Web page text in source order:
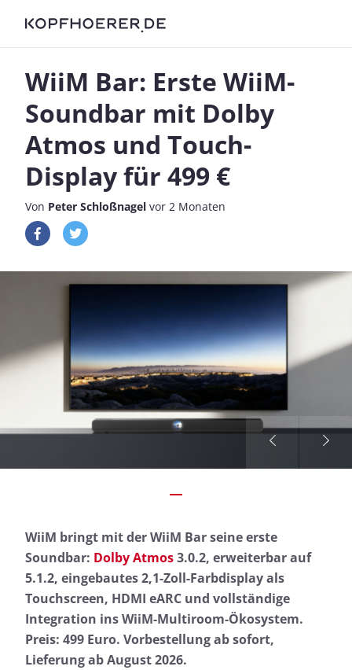
WiiM Bar: Erste WiiM-
Soundbar mit Dolby
Atmos und Touch-
Display für 499 €
Von Peter Schloßnagel vor 2 Monaten
WiiM bringt mit der WiiM Bar seine erste
Soundbar: Dolby Atmos3.0.2, erweiterbar auf
5.1.2, eingebautes 2,1-Zoll-Farbdisplay als
Touchscreen, HDMI eARC und vollständige
Integration ins WiiM-Multiroom-Ökosystem.
Preis: 499 Euro. Vorbestellung ab sofort,
Lieferung ab August 2026.